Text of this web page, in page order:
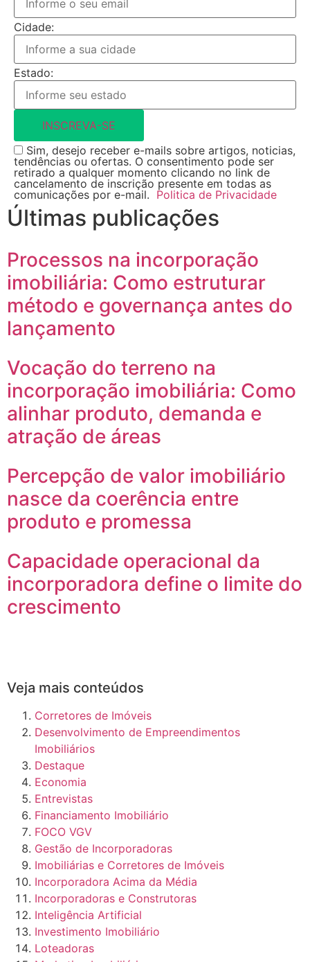
Cidade:
Estado:
INSCREVA-SE
Sim, desejo receber e-mails sobre artigos, noticias,
tendências ou ofertas. O consentimento pode ser
retirado a qualquer momento clicando no link de
cancelamento de inscrição presente em todas as
comunicações por e-mail. Politica de Privacidade
Últimas publicações
Processos na incorporação
imobiliária: Como estruturar
método e governança antes do
lançamento
Vocação do terreno na
incorporação imobiliária: Como
alinhar produto, demanda e
atração de áreas
Percepção de valor imobiliário
nasce da coerência entre
produto e promessa
Capacidade operacional da
incorporadora define o limite do
crescimento
Veja mais conteúdos
Corretores de Imóveis
Desenvolvimento de Empreendimentos
Imobiliários
Destaque
Economia
Entrevistas
Financiamento Imobiliário
FOCO VGV
Gestão de Incorporadoras
Imobiliárias e Corretores de Imóveis
Incorporadora Acima da Média
Incorporadoras e Construtoras
Inteligência Artificial
Investimento Imobiliário
Loteadoras